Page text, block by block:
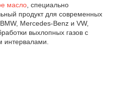
масло , специально
продукт для современных
Mercedes-Benz и VW,
выхлопных газов с